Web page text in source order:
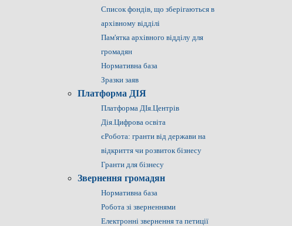
Список фондів, що зберігаються в
архівному відділі
Пам'ятка архівного відділу для
громадян
Нормативна база
Зразки заяв
Платформа ДІЯ
Платформа ДІя.Центрів
Дія.Цифрова освіта
єРобота: гранти від держави на
відкриття чи розвиток бізнесу
Гранти для бізнесу
Звернення громадян
Нормативна база
Робота зі зверненнями
Електронні звернення та петиції